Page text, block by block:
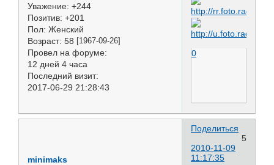
Уважение: +244
Позитив: +201
Пол: Женский
Возраст: 58 [1967-09-26]
Провел на форуме:
12 дней 4 часа
Последний визит:
2017-06-29 21:28:43
0
Поделиться
5
2010-11-09
11:17:35
minimaks